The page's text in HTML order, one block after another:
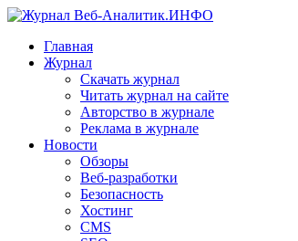
Главная
Журнал
Скачать журнал
Читать журнал на сайте
Авторство в журнале
Реклама в журнале
Новости
Обзоры
Веб-разработки
Безопасность
Хостинг
CMS